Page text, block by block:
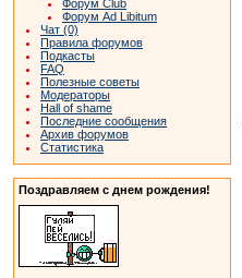
Форум Club
Форум Ad Libitum
Чат (0)
Правила форумов
Подкасты
FAQ
Полезные советы
Модераторы
Hall of shame
Последние сообщения
Архив форумов
Статистика
Поздравляем с днем рождения!